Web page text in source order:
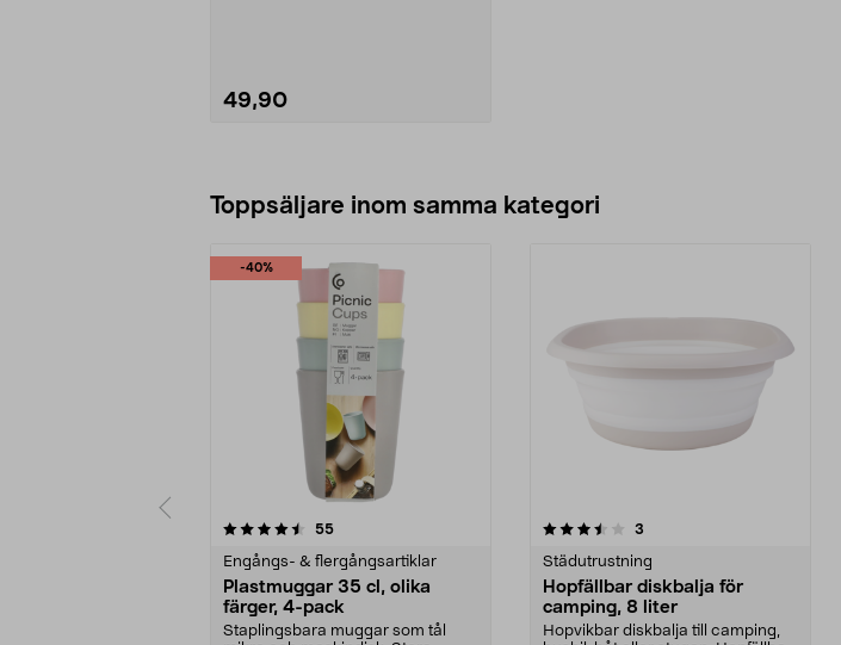
49,90
Toppsäljare inom samma kategori
-40%
55recensioner
Engångs- & flergångsartiklar
Plastmuggar 35 cl, olika
färger, 4-pack
Staplingsbara muggar som tål
3.5 av 5 stjärnor 3
Städutrustning
Hopfällbar diskbalja för
camping, 8 liter
Hopvikbar diskbalja till camping,
5.0 av 5 stjärnor